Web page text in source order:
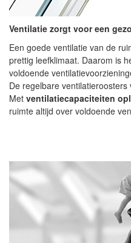
Ventilatie zorgt voor een
Een goede ventilatie van de
prettig leefklimaat. Daarom is
voldoende
De regelbare
Met ventilatiecapaciteiten
ruimte altijd over voldoende